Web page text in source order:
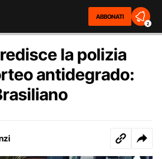
ABBONATI
2
la polizia
antidegrado: